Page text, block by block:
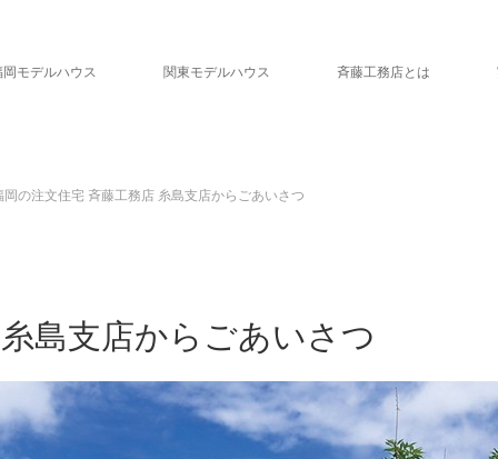
岡モデルハウス 関東モデルハウス 斉藤工務店とは
岡の注文住宅 斉藤工務店 糸島支店からごあいさつ
島支店からごあいさつ